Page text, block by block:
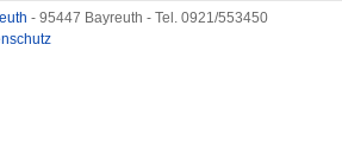
- 95447 Bayreuth - Tel. 0921/553450